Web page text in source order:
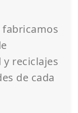
fabricamos
reciclajes
de cada